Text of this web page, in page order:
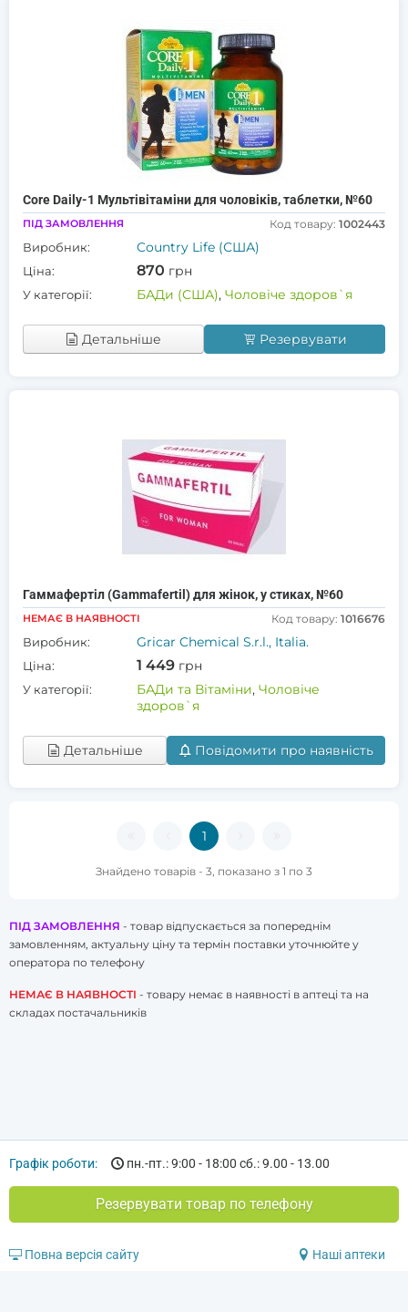
Core Daily-1 Мультівітаміни для чоловіків, таблетки, №60
ПІД ЗАМОВЛЕННЯ Код товару: 1002443
Виробник: Country Life (США)
Ціна: 870 грн
У категорії: БАДи (США), Чоловіче здоров`я
Детальніше Резервувати
Гаммафертіл (Gammafertil) для жінок, у стиках, №60
НЕМАЄ В НАЯВНОСТІ Код товару: 1016676
Виробник: Gricar Chemical S.r.l., Italia.
Ціна: 1 449 грн
У категорії: БАДи та Вітаміни, Чоловіче
здоров`я
Детальніше Повідомити про наявність
1
Знайдено товарів - 3, показано з 1 по 3
ПІД ЗАМОВЛЕННЯ - товар відпускається за попереднім
замовленням, актуальну ціну та термін поставки уточнюйте у
оператора по телефону
НЕМАЄ В НАЯВНОСТІ - товару немає в наявності в аптеці та на
складах постачальників
Графік роботи: пн.-пт.: 9:00 - 18:00 сб.: 9.00 - 13.00
Резервувати товар по телефону
Повна версія сайту Наші аптеки